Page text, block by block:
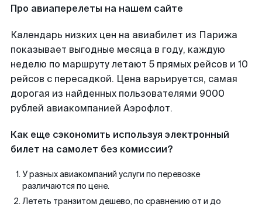
Про авиаперелеты на нашем сайте
Календарь низких цен на авиабилет из Парижа
показывает выгодные месяца в году, каждую
неделю по маршруту летают 5 прямых рейсов и 10
рейсов с пересадкой. Цена варьируется, самая
дорогая из найденных пользователями 9000
рублей авиакомпанией Аэрофлот.
Как еще сэкономить используя электронный
билет на самолет без комиссии?
У разных авиакомпаний услуги по перевозке
различаются по цене.
Лететь транзитом дешево, по сравнению от и до